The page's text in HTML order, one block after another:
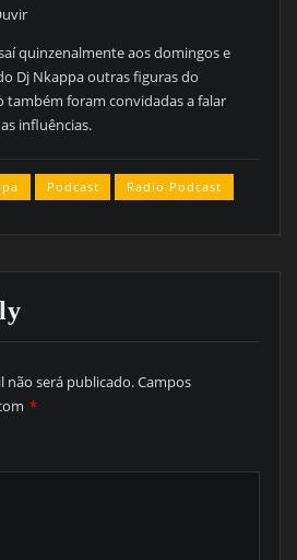
quinzenalmente aos domingos e
Dj Nkappa outras figuras do
também foram convidadas a falar
influências.
Podcast Radio Podcast
não será publicado.Campos
*